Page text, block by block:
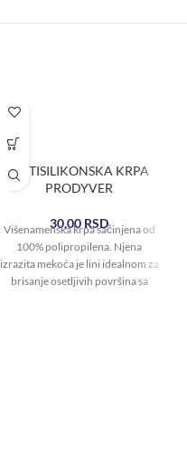
ANTISILIKONSKA KRPA
PRODYVER
30,00 RSD
Višenamenska krpa sačinjena od
100% polipropilena. Njena
izrazita mekoća je lini idealnom za
brisanje osetljivih površina sa